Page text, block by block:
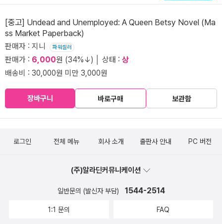
[중고] Undead and Unemployed: A Queen Betsy Novel (Ma
ss Market Paperback)
판매자 : 지니 파워셀러
판매가 : 6,000원 (34%↓) │ 상태 : 상
배송비 : 30,000원 미만 3,000원
장바구니 바로구매 보관함
로그인 전체 메뉴 회사 소개 출판사 안내 PC 버전
(주)알라딘커뮤니케이션
일반문의 (발신자 부담) 1544-2514
1:1 문의 FAQ